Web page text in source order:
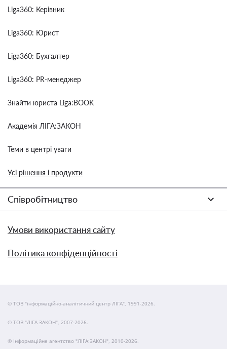
Liga360: Керівник
Liga360: Юрист
Liga360: Бухгалтер
Liga360: PR-менеджер
Знайти юриста Liga:BOOK
Академія ЛІГА:ЗАКОН
Теми в центрі уваги
Усі рішення і продукти
Співробітництво
Умови використання сайту
Політика конфіденційності
© ТОВ "інформаційно-аналітичний центр ЛІГА", 1991-2026.
© ТОВ "ЛІГА ЗАКОН", 2007-2026.
© Інформаційне агентство "ЛІГА:ЗАКОН", 2010-2026.